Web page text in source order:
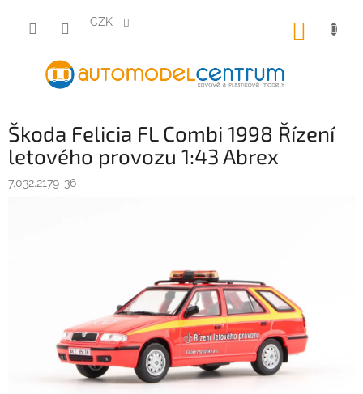
obsah
CZK
Škoda Felicia FL Combi 1998 Řízení
letového provozu 1:43 Abrex
7.032.2179-36